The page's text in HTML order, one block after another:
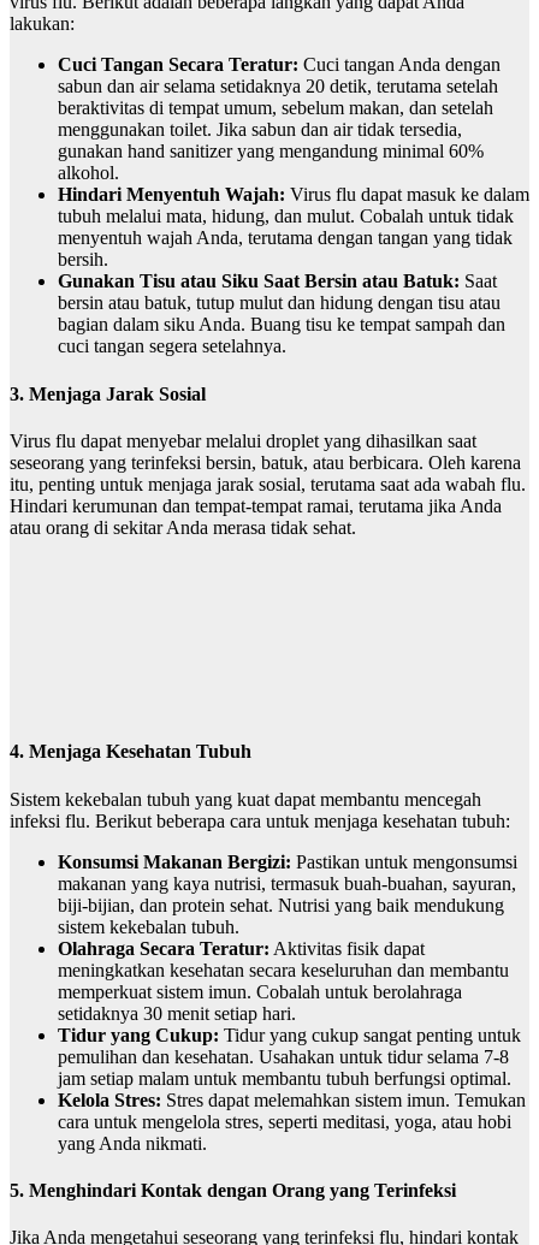
lakukan:
Cuci Tangan Secara Teratur: Cuci tangan Anda dengan
sabun dan air selama setidaknya 20 detik, terutama setelah
beraktivitas di tempat umum, sebelum makan, dan setelah
menggunakan toilet. Jika sabun dan air tidak tersedia,
gunakan hand sanitizer yang mengandung minimal 60%
alkohol.
Hindari Menyentuh Wajah: Virus flu dapat masuk ke dalam
tubuh melalui mata, hidung, dan mulut. Cobalah untuk tidak
menyentuh wajah Anda, terutama dengan tangan yang tidak
bersih.
Gunakan Tisu atau Siku Saat Bersin atau Batuk: Saat
bersin atau batuk, tutup mulut dan hidung dengan tisu atau
bagian dalam siku Anda. Buang tisu ke tempat sampah dan
cuci tangan segera setelahnya.
3. Menjaga Jarak Sosial
Virus flu dapat menyebar melalui droplet yang dihasilkan saat
seseorang yang terinfeksi bersin, batuk, atau berbicara. Oleh karena
itu, penting untuk menjaga jarak sosial, terutama saat ada wabah flu.
Hindari kerumunan dan tempat-tempat ramai, terutama jika Anda
atau orang di sekitar Anda merasa tidak sehat.
4. Menjaga Kesehatan Tubuh
Sistem kekebalan tubuh yang kuat dapat membantu mencegah
infeksi flu. Berikut beberapa cara untuk menjaga kesehatan tubuh:
Konsumsi Makanan Bergizi: Pastikan untuk mengonsumsi
makanan yang kaya nutrisi, termasuk buah-buahan, sayuran,
biji-bijian, dan protein sehat. Nutrisi yang baik mendukung
sistem kekebalan tubuh.
Olahraga Secara Teratur: Aktivitas fisik dapat
meningkatkan kesehatan secara keseluruhan dan membantu
memperkuat sistem imun. Cobalah untuk berolahraga
setidaknya 30 menit setiap hari.
Tidur yang Cukup: Tidur yang cukup sangat penting untuk
pemulihan dan kesehatan. Usahakan untuk tidur selama 7-8
jam setiap malam untuk membantu tubuh berfungsi optimal.
Kelola Stres: Stres dapat melemahkan sistem imun. Temukan
cara untuk mengelola stres, seperti meditasi, yoga, atau hobi
yang Anda nikmati.
5. Menghindari Kontak dengan Orang yang Terinfeksi
Jika Anda mengetahui seseorang yang terinfeksi flu, hindari kontak